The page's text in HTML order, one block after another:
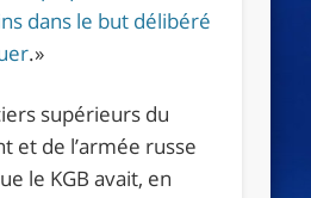
dans le but délibéré
.»
supérieurs du
et de l’armée russe
le KGB avait, en